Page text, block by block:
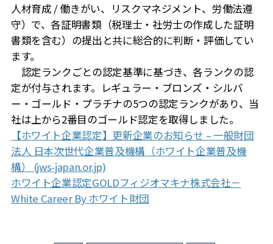
人材育成 / 働きがい、リスクマネジメント、労働法遵
守）で、各証明書類（税理士・社労士の作成した証明
書類を含む）の提出と共に総合的に判断・評価してい
ます。
認定ランクごとの認定基準に基づき、各ランクの認
定が付与されます。レギュラー・ブロンズ・シルバ
ー・ゴールド・プラチナの5つの認定ランクがあり、当
社は上から2番目のゴールド認定を取得しました。
【ホワイト企業認定】更新企業のお知らせ – 一般財団
法人 日本次世代企業普及機構（ホワイト企業普及機
構） (jws-japan.or.jp)
ホワイト企業認定GOLDフィジオマキナ株式会社－
White Career By ホワイト財団